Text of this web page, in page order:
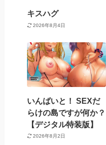
キスハグ
2026年8月4日
いんばいと！ SEXだ
らけの島ですが何か？
【デジタル特装版】
2026年8月2日